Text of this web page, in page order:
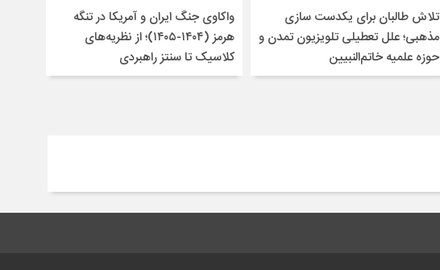
تلاش طالبان برای یکدست سازی
مذهبی؛ علل تعطیلی تلویزیون تمدن و
حوزه علمیه خاتم‌النبیین
واکاوی جنگ ایران و آمریکا در تنگه
هرمز (۱۴۰۴-۱۴۰۵)؛ از نظریه‌های
کلاسیک تا سنتز راهبردی